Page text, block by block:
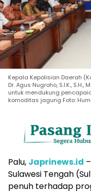
Kepala Kepolisian Daerah
Dr. Agus Nugroho, S.I.K.,
untuk mendukung
komoditas jagung Foto:
Palu, Japrinews.id
Sulawesi Tengah
penuh terhadap